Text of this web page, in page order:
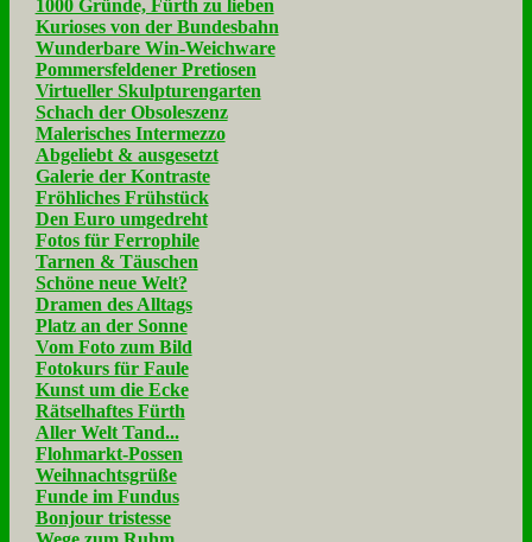
1000 Gründe, Fürth zu lieben
Kurioses von der Bundesbahn
Wunderbare Win-Weichware
Pommersfeldener Pretiosen
Virtueller Skulpturengarten
Schach der Obsoleszenz
Malerisches Intermezzo
Abgeliebt & ausgesetzt
Galerie der Kontraste
Fröhliches Frühstück
Den Euro umgedreht
Fotos für Ferrophile
Tarnen & Täuschen
Schöne neue Welt?
Dramen des Alltags
Platz an der Sonne
Vom Foto zum Bild
Fotokurs für Faule
Kunst um die Ecke
Rätselhaftes Fürth
Aller Welt Tand...
Flohmarkt-Possen
Weihnachtsgrüße
Funde im Fundus
Bonjour tristesse